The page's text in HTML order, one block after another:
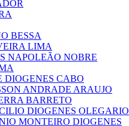
BESSA
LIMA
NAPOLEÃO NOBRE
DIOGENES CABO
ANDRADE ARAUJO
BARRETO
DIOGENES OLEGARIO
MONTEIRO DIOGENES